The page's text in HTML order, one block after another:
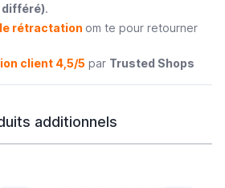
différé).
rétractation om te pour retourner
client 4,5/5par Trusted Shops
additionnels